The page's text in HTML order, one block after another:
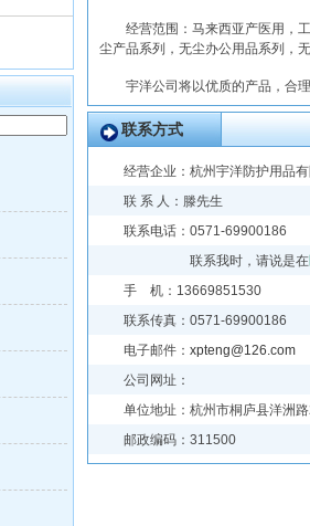
经营范围：马来西亚产医用，工
尘产品系列，无尘办公用品系列，
宇洋公司将以优质的产品，合理
联系方式
经营企业： 杭州宇洋防护用品有
联 系 人：滕先生
联系电话：0571-
联系我时，请说是在
手 机：13669851530
联系传真：0571-69900186
电子邮件： xpteng@126.com
公司网址：
单位地址：杭州市桐庐县洋洲
邮政编码：311500